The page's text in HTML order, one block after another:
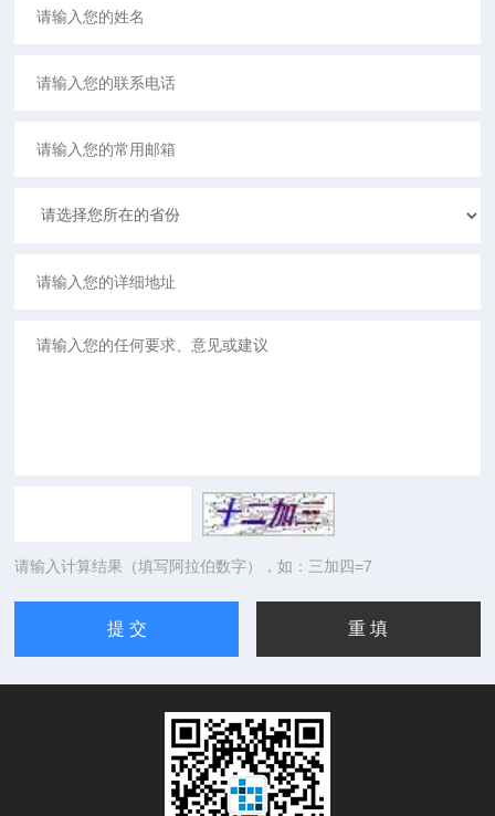
请输入计算结果（填写阿拉伯数字），如：三加四=7